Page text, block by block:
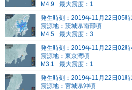
M4.9
最大震度：1
発生時刻：2019年11月22日05
震源地：茨城県南部頃
M4.5
最大震度：3
発生時刻：2019年11月22日02
震源地：東京湾頃
M3.1
最大震度：1
発生時刻：2019年11月22日01
震源地：宮城県沖頃